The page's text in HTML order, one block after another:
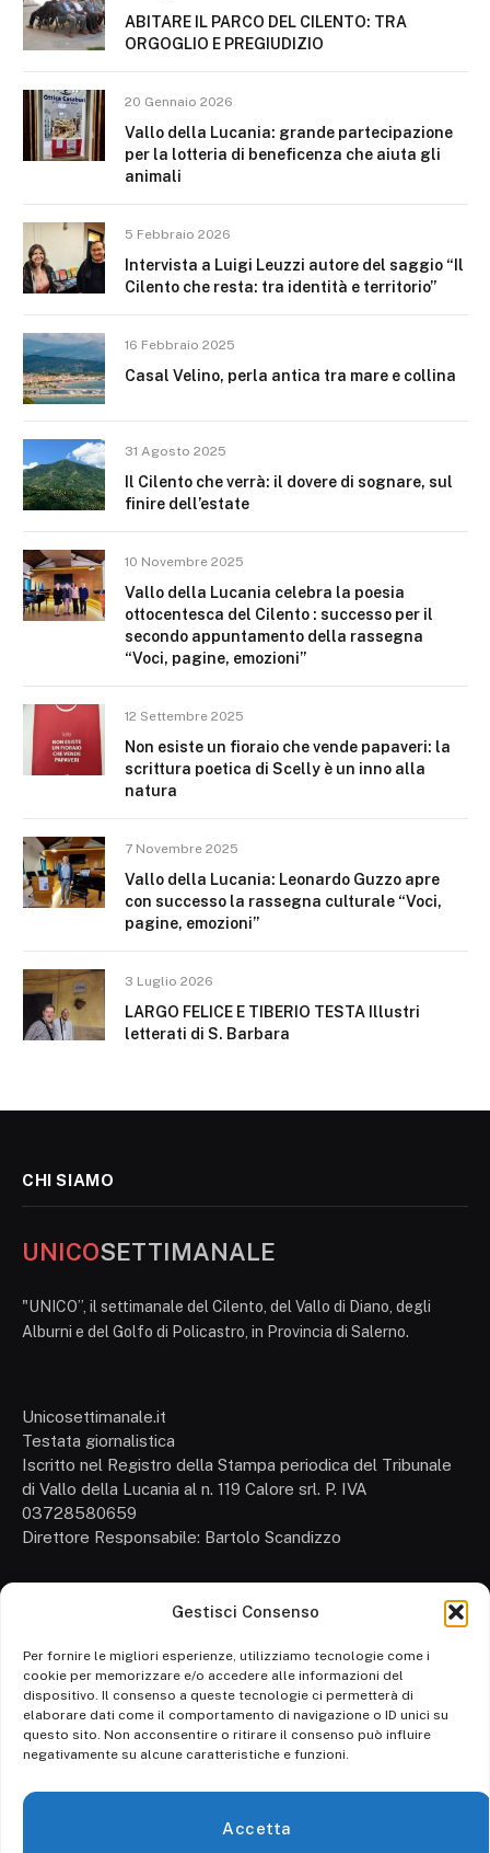
Gestisci Consenso
Per fornire le migliori esperienze, utilizziamo tecnologie come i
cookie per memorizzare e/o accedere alle informazioni del
dispositivo. Il consenso a queste tecnologie ci permetterà di
elaborare dati come il comportamento di navigazione o ID unici su
questo sito. Non acconsentire o ritirare il consenso può influire
negativamente su alcune caratteristiche e funzioni.
Accetta
ABITARE IL PARCO DEL CILENTO: TRA
ORGOGLIO E PREGIUDIZIO
20 Gennaio 2026
Vallo della Lucania: grande partecipazione
per la lotteria di beneficenza che aiuta gli
animali
5 Febbraio 2026
Intervista a Luigi Leuzzi autore del saggio “Il
Cilento che resta: tra identità e territorio”
16 Febbraio 2025
Casal Velino, perla antica tra mare e collina
31 Agosto 2025
Il Cilento che verrà: il dovere di sognare, sul
finire dell’estate
10 Novembre 2025
Vallo della Lucania celebra la poesia
ottocentesca del Cilento : successo per il
secondo appuntamento della rassegna
“Voci, pagine, emozioni”
12 Settembre 2025
Non esiste un fioraio che vende papaveri: la
scrittura poetica di Scelly è un inno alla
natura
7 Novembre 2025
Vallo della Lucania: Leonardo Guzzo apre
con successo la rassegna culturale “Voci,
pagine, emozioni”
3 Luglio 2026
LARGO FELICE E TIBERIO TESTA Illustri
letterati di S. Barbara
CHI SIAMO
UNICOSETTIMANALE
"UNICO”, il settimanale del Cilento, del Vallo di Diano, degli
Alburni e del Golfo di Policastro, in Provincia di Salerno.
Unicosettimanale.it
Testata giornalistica
Iscritto nel Registro della Stampa periodica del Tribunale
di Vallo della Lucania al n. 119 Calore srl. P. IVA
03728580659
Direttore Responsabile: Bartolo Scandizzo
Attualità
Politica
Cronaca
Economia